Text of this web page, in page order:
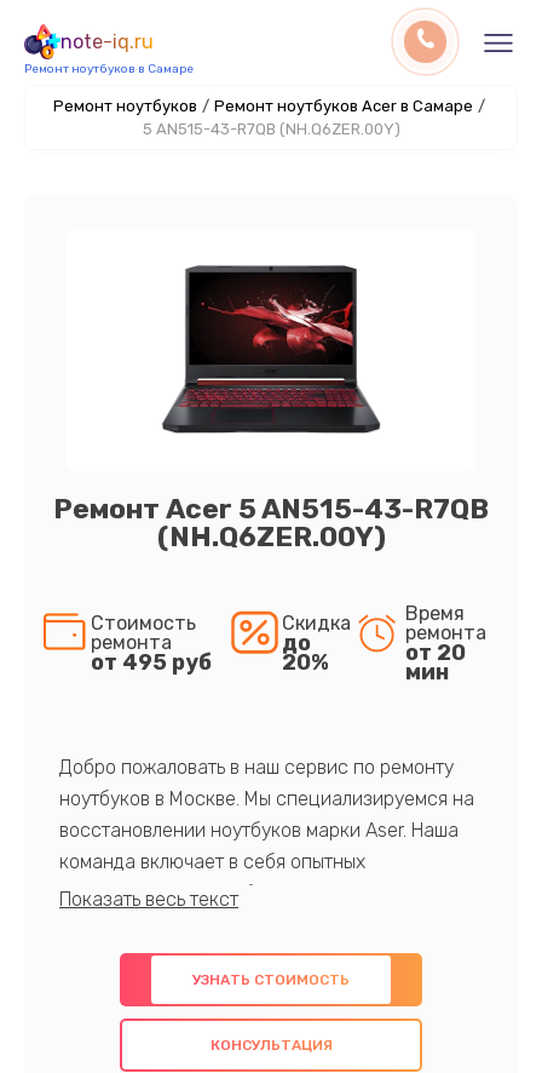
note-iq.ru
Ремонт ноутбуков в Самаре
Ремонт ноутбуков / Ремонт ноутбуков Acer в Самаре /
5 AN515-43-R7QB (NH.Q6ZER.00Y)
Ремонт Acer 5 AN515-43-R7QB
(NH.Q6ZER.00Y)
Стоимость
ремонта
от 495 руб
Скидка
до
20%
Время
ремонта
от 20
мин
Добро пожаловать в наш сервис по ремонту
ноутбуков в Москве. Мы специализируемся на
восстановлении ноутбуков марки Aser. Наша
команда включает в себя опытных
профессионалов с обширными знаниями и
предлагаем быстрый и качественный ремонт с
использованием оригинальных компонентов, а
также гарантируем качество всех
проведенных работ. Наша цель - предоставить
УЗНАТЬ СТОИМОСТЬ
КОНСУЛЬТАЦИЯ